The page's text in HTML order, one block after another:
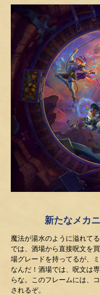
新たなメカ
魔法が湯水のように溢れて
では、酒場から直接呪文を
場グレードを持ってるが、
なんだ！酒場では、呪文は
らな。このフレームには、
されるぞ。